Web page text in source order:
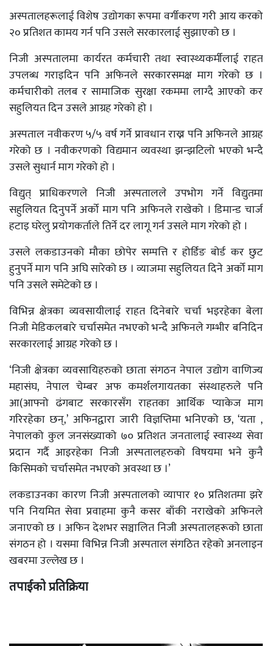
अस्पतालहरूलाई विशेष उद्योगका रूपमा वर्गीकरण गरी आय करको
२० प्रतिशत कामय गर्न पनि उसले सरकारलाई सुझाएको छ ।
निजी अस्पतालमा कार्यरत कर्मचारी तथा स्वास्थ्यकर्मीलाई राहत
उपलब्ध गराइदिन पनि अफिनले सरकारसमक्ष माग गरेको छ ।
कर्मचारीको तलब र सामाजिक सुरक्षा रकममा लाग्दै आएको कर
सहुलियत दिन उसले आग्रह गरेको हो ।
अस्पताल नवीकरण ५/५ वर्ष गर्ने प्रावधान राख्न पनि अफिनले आग्रह
गरेको छ । नवीकरणको विद्यमान व्यवस्था झन्झटिलो भएको भन्दै
उसले सुधार्न माग गरेको हो ।
विद्युत् प्राधिकरणले निजी अस्पतालले उपभोग गर्ने विद्युतमा
सहुलियत दिनुपर्ने अर्को माग पनि अफिनले राखेको । डिमान्ड चार्ज
हटाइ घरेलु प्रयोगकर्ताले तिर्ने दर लागू गर्न उसले माग गरेको हो ।
उसले लकडाउनको मौका छोपेर सम्पत्ति र होर्डिङ बोर्ड कर छुट
हुनुपर्ने माग पनि अघि सारेको छ । व्याजमा सहुलियत दिने अर्को माग
पनि उसले समेटेको छ ।
विभिन्न क्षेत्रका व्यवसायीलाई राहत दिनेबारे चर्चा भइरहेका बेला
निजी मेडिकलबारे चर्चासमेत नभएको भन्दै अफिनले गम्भीर बनिदिन
सरकारलाई आग्रह गरेको छ ।
‘निजी क्षेत्रका व्यवसायिहरुको छाता संगठन नेपाल उद्योग वाणिज्य
महासंघ, नेपाल चेम्बर अफ कमर्शलगायतका संस्थाहरुले पनि
आ(आफ्नो ढंगबाट सरकारसँग राहतका आर्थिक प्याकेज माग
गरिरहेका छन्,’ अफिनद्वारा जारी विज्ञप्तिमा भनिएको छ, ‘यता ,
नेपालको कुल जनसंख्याको ७० प्रतिशत जनतालाई स्वास्थ्य सेवा
प्रदान गर्दै आइरहेका निजी अस्पतालहरुको विषयमा भने कुनै
किसिमको चर्चासमेत नभएको अवस्था छ ।’
लकडाउनका कारण निजी अस्पतालको व्यापार १० प्रतिशतमा झरे
पनि नियमित सेवा प्रवाहमा कुनै कसर बाँकी नराखेको अफिनले
जनाएको छ । अफिन देशभर सञ्चालित निजी अस्पतालहरूको छाता
संगठन हो । यसमा विभिन्न निजी अस्पताल संगठित रहेको अनलाइन
खबरमा उल्लेख छ ।
तपाईको प्रतिक्रिया